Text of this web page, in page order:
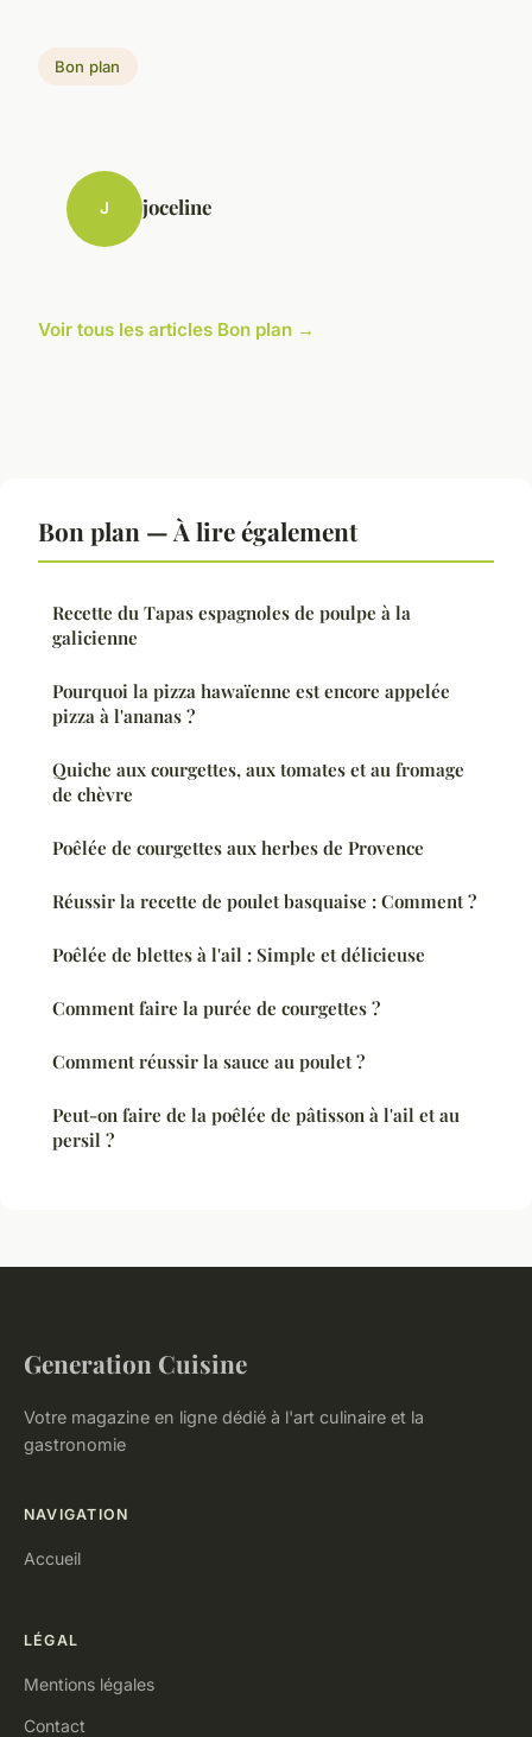
Bon plan
J joceline
Voir tous les articles Bon plan →
Bon plan — À lire également
Recette du Tapas espagnoles de poulpe à la
galicienne
Pourquoi la pizza hawaïenne est encore appelée
pizza à l'ananas ?
Quiche aux courgettes, aux tomates et au fromage
de chèvre
Poêlée de courgettes aux herbes de Provence
Réussir la recette de poulet basquaise : Comment ?
Poêlée de blettes à l'ail : Simple et délicieuse
Comment faire la purée de courgettes ?
Comment réussir la sauce au poulet ?
Peut-on faire de la poêlée de pâtisson à l'ail et au
persil ?
Generation Cuisine
Votre magazine en ligne dédié à l'art culinaire et la
gastronomie
NAVIGATION
Accueil
LÉGAL
Mentions légales
Contact